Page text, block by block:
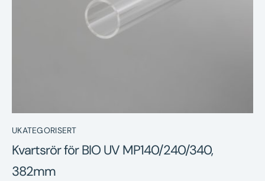
Kontakt
UKATEGORISERT
Kvartsrör för BIO UV MP140/240/340,
382mm